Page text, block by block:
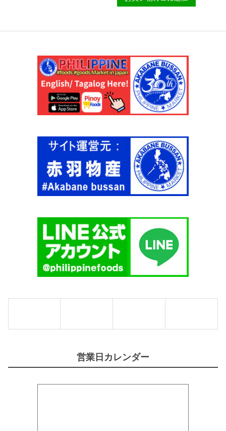
A
R
A
N
G
A
N
I
ト
１
匹
パ
ッ
ク
ケ
ー
S
A
A
N
G
A
N
個
ー
バ
３
ッ
ク
【
Ａ
Ｎ
Ｎ
Ｉ
】
営業日カレンダー